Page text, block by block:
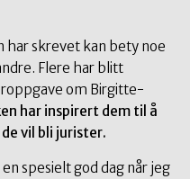
har skrevet kan bety noe
Flere har blitt
om Birgitte-
har inspirert dem til å
vil bli jurister.
spesielt god dag når jeg